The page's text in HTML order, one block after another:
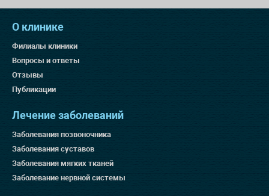
О клинике
Филиалы клиники
Вопросы и ответы
Отзывы
Публикации
Лечение заболеваний
Заболевания позвоночника
Заболевания суставов
Заболевания мягких тканей
Заболевание нервной системы